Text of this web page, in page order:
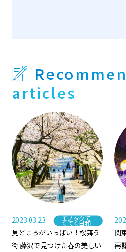
articles
見どころがいっぱい！桜舞う
街 藤沢で見つけた春の美しい
2023.03.23 Category
エノタクて
くてく日和
関
再